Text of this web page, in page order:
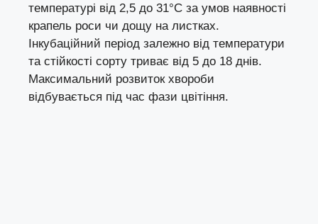
температурі від 2,5 до 31°С за умов наявності
крапель роси чи дощу на листках.
Інкубаційний період залежно від температури
та стійкості сорту триває від 5 до 18 днів.
Максимальний розвиток хвороби
відбувається під час фази цвітіння.